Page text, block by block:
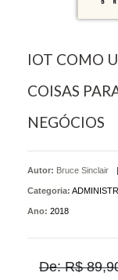
IOT COMO
COISAS
NEGÓCIOS
Autor: Bruce Sinclair
Categoria:
Ano: 2018
De: R$